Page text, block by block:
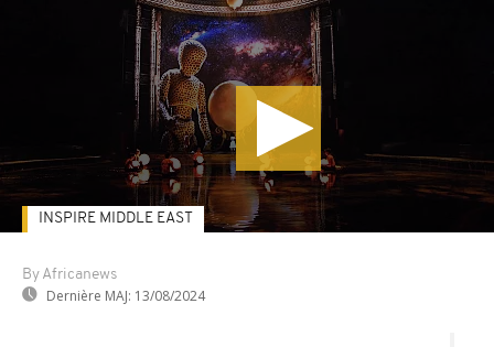
By Africanews
Dernière MAJ: 13/08/2024
INSPIRE MIDDLE EAST